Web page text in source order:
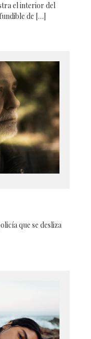
5
el interior del
de […]
que se desliza